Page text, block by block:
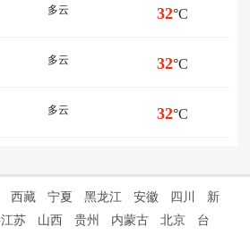
多云 32°C
多云 32°C
多云 32°C
西藏 宁夏 黑龙江 安徽 四川
新
江苏 山西 贵州 内蒙古 北京
台